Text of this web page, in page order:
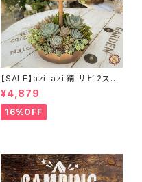
【SALE】azi-azi 錆 サビ 2ステ
ップ プランター
¥4,879
16%OFF